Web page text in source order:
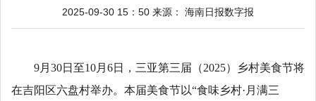
2025-09-30 15：50 来源： 海南日报数字报
9月30日至10月6日，三亚第三届（2025）乡村美食节将
在吉阳区六盘村举办。本届美食节以“食味乡村·月满三